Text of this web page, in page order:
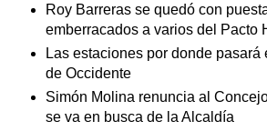
Roy Barreras se quedó con
emberracados a varios del Pacto
Las estaciones por donde pasará
de Occidente
Simón Molina renuncia al
se va en busca de la Alcaldía